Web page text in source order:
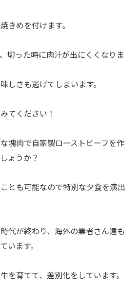
きめを付けます。
切った時に肉汁が出にくくなりま
しさも逃げてしまいます。
てください！
塊肉で自家製ローストビーフを作
ょうか？
とも可能なので特別な夕食を演出
代が終わり、海外の業者さん達も
います。
を育てて、差別化をしています。